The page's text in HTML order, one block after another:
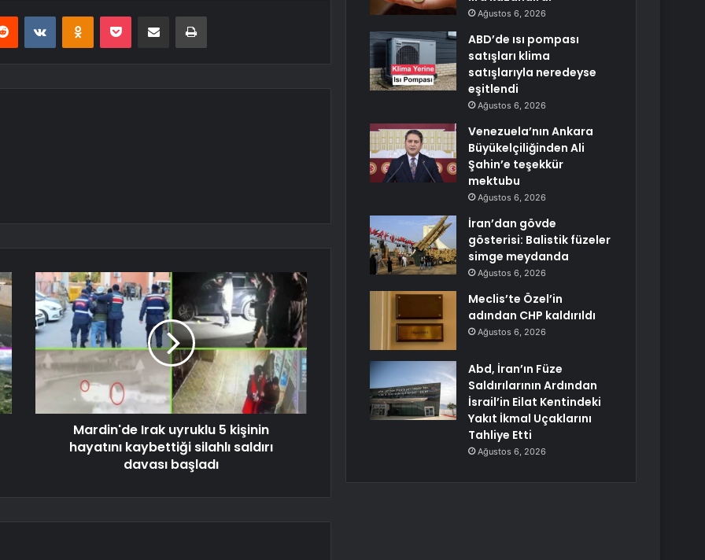
Reddit VKontakteOdnoklassniki
Pocket E-Posta ile paylaş Yazdır
Mardin'de Irak uyruklu 5 kişinin
hayatını kaybettiği silahlı saldırı
davası başladı
Ağustos 6, 2026
ABD’de ısı pompası
satışları klima
satışlarıyla neredeyse
eşitlendi
Ağustos 6, 2026
Venezuela’nın Ankara
Büyükelçiliğinden Ali
Şahin’e teşekkür
mektubu
Ağustos 6, 2026
İran’dan gövde
gösterisi: Balistik füzeler
simge meydanda
Ağustos 6, 2026
Meclis’te Özel’in
adından CHP kaldırıldı
Ağustos 6, 2026
Abd, İran’ın Füze
Saldırılarının Ardından
İsrail’in Eilat Kentindeki
Yakıt İkmal Uçaklarını
Tahliye Etti
Ağustos 6, 2026